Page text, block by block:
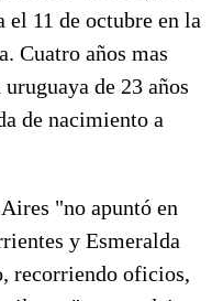
11 de octubre en la
Cuatro años mas
de 23 años
de nacimiento a
"no apuntó en
y Esmeralda
recorriendo oficios,